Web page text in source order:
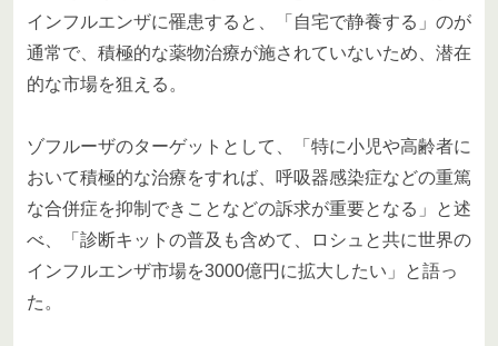
インフルエンザに罹患すると、「自宅で静養する」のが
通常で、積極的な薬物治療が施されていないため、潜在
的な市場を狙える。
ゾフルーザのターゲットとして、「特に小児や高齢者に
おいて積極的な治療をすれば、呼吸器感染症などの重篤
な合併症を抑制できことなどの訴求が重要となる」と述
べ、「診断キットの普及も含めて、ロシュと共に世界の
インフルエンザ市場を3000億円に拡大したい」と語っ
た。